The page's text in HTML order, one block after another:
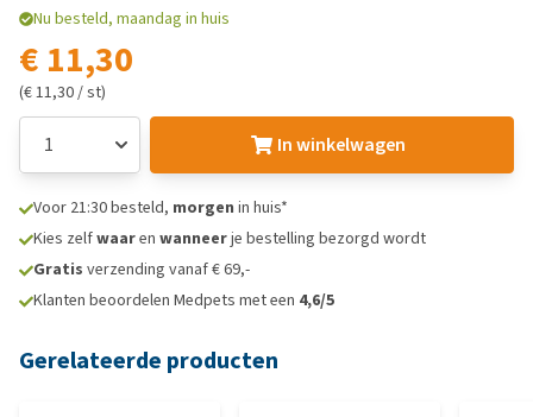
Nu besteld, maandag in huis
€ 11,30
(€ 11,30 / st)
In winkelwagen
Voor 21:30 besteld, morgen in huis*
Kies zelfwaaren wanneerje bestelling bezorgd wordt
Gratis verzending vanaf € 69,-
Klanten beoordelen Medpets met een 4,6/5
Gerelateerde producten